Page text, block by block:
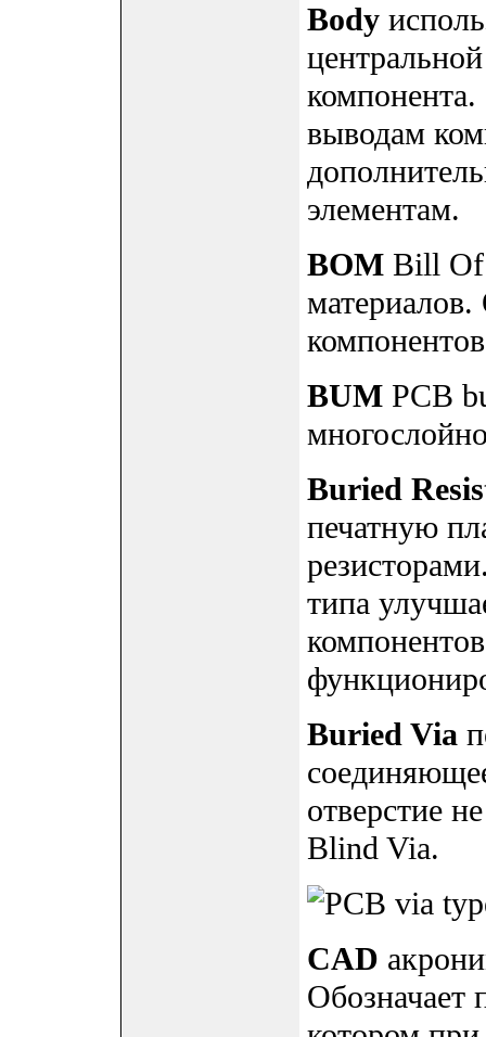
Body
выводам
элементам.
BOM Bill Of
BUM PCB
Buried
печатную
типа
Buried Via
отверстие
Blind Via.
CAD
Обозначает